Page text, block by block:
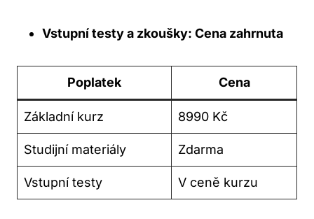
Vstupní testy a zkoušky: Cena zahrnuta
Poplatek Cena
Základní kurz 8990 Kč
Studijní materiály Zdarma
Vstupní testy V ceně kurzu